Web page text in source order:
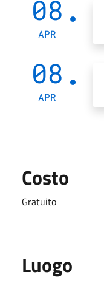
08
APR
08
APR
Costo
Gratuito
Luogo